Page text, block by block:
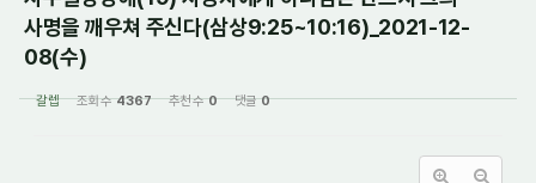
사명을 깨우쳐 주신다(삼상9:25~10:16)_2021-12-
08(수)
갈렙 조회 수4367 추천 수0 댓글0